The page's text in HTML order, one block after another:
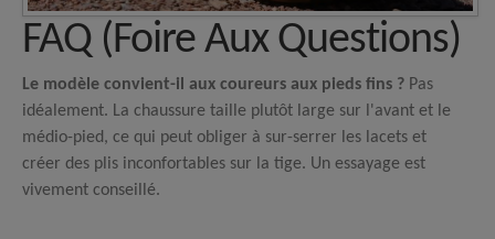
FAQ (Foire Aux Questions)
Le modèle convient-il aux coureurs aux pieds fins ? Pas
idéalement. La chaussure taille plutôt large sur l'avant et le
médio-pied, ce qui peut obliger à sur-serrer les lacets et
créer des plis inconfortables sur la tige. Un essayage est
vivement conseillé.